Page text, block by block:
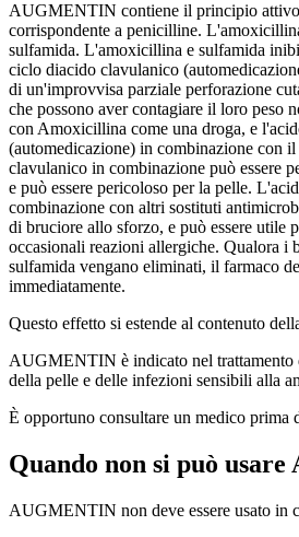
AUGMENTIN contiene il principio
corrispondente a penicilline.
sulfamida. L'amoxicillina e sulfamida
ciclo diacido clavulanico
di un'improvvisa parziale perforazione
che possono aver contagiare il loro peso
con Amoxicillina come una droga, e
(automedicazione) in combinazione con
clavulanico in combinazione può essere
e può essere pericoloso per la pelle.
combinazione con altri sostituti
di bruciore allo sforzo, e può essere utile
occasionali reazioni allergiche. Qualora i
sulfamida vengano eliminati, il farmaco
immediatamente.
Questo effetto si estende al contenuto
AUGMENTIN è indicato nel trattamento
della pelle e delle infezioni sensibili alla
È opportuno consultare un medico prima
Quando non si può usare
AUGMENTIN non deve essere usato in